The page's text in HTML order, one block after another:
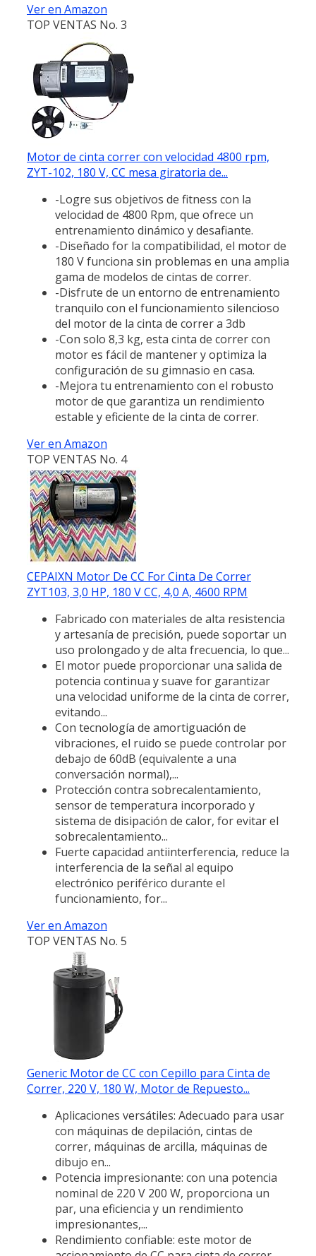
Ver en Amazon
TOP VENTAS No. 3
Motor de cinta correr con velocidad 4800 rpm,
ZYT-102, 180 V, CC mesa giratoria de...
-Logre sus objetivos de fitness con la
velocidad de 4800 Rpm, que ofrece un
entrenamiento dinámico y desafiante.
-Diseñado for la compatibilidad, el motor de
180 V funciona sin problemas en una amplia
gama de modelos de cintas de correr.
-Disfrute de un entorno de entrenamiento
tranquilo con el funcionamiento silencioso
del motor de la cinta de correr a 3db
-Con solo 8,3 kg, esta cinta de correr con
motor es fácil de mantener y optimiza la
configuración de su gimnasio en casa.
-Mejora tu entrenamiento con el robusto
motor de que garantiza un rendimiento
estable y eficiente de la cinta de correr.
Ver en Amazon
TOP VENTAS No. 4
CEPAIXN Motor De CC For Cinta De Correr
ZYT103, 3,0 HP, 180 V CC, 4,0 A, 4600 RPM
Fabricado con materiales de alta resistencia
y artesanía de precisión, puede soportar un
uso prolongado y de alta frecuencia, lo que...
El motor puede proporcionar una salida de
potencia continua y suave for garantizar
una velocidad uniforme de la cinta de correr,
evitando...
Con tecnología de amortiguación de
vibraciones, el ruido se puede controlar por
debajo de 60dB (equivalente a una
conversación normal),...
Protección contra sobrecalentamiento,
sensor de temperatura incorporado y
sistema de disipación de calor, for evitar el
sobrecalentamiento...
Fuerte capacidad antiinterferencia, reduce la
interferencia de la señal al equipo
electrónico periférico durante el
funcionamiento, for...
Ver en Amazon
TOP VENTAS No. 5
Generic Motor de CC con Cepillo para Cinta de
Correr, 220 V, 180 W, Motor de Repuesto...
Aplicaciones versátiles: Adecuado para usar
con máquinas de depilación, cintas de
correr, máquinas de arcilla, máquinas de
dibujo en...
Potencia impresionante: con una potencia
nominal de 220 V 200 W, proporciona un
par, una eficiencia y un rendimiento
impresionantes,...
Rendimiento confiable: este motor de